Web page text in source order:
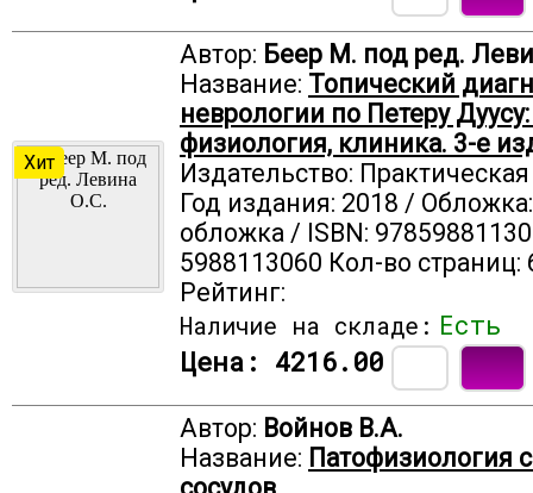
Хит
Автор: Беер М. под ред.
Название: Топический
неврологии по Петеру
физиология, клиника. 3-е
Издательство:
Год издания: 2018 /
обложка / ISBN:
5988113060 Кол-во страниц:
Рейтинг:
Наличие на складе: Есть
Цена: 4216.00
Автор: Войнов В.А.
Название: Патофизиология